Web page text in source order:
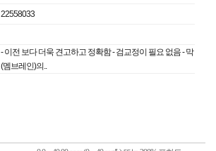
22558033
- 이전 보다 더욱 견고하고 정확함 - 검교정이 필요 없음 - 막
(멤브레인)의..